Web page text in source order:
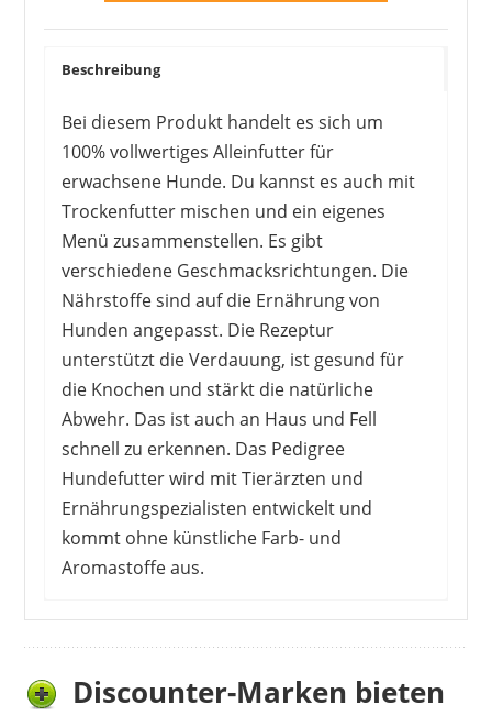
Beschreibung
Bei diesem Produkt handelt es sich um
100% vollwertiges Alleinfutter für
erwachsene Hunde. Du kannst es auch mit
Trockenfutter mischen und ein eigenes
Menü zusammenstellen. Es gibt
verschiedene Geschmacksrichtungen. Die
Nährstoffe sind auf die Ernährung von
Hunden angepasst. Die Rezeptur
unterstützt die Verdauung, ist gesund für
die Knochen und stärkt die natürliche
Abwehr. Das ist auch an Haus und Fell
schnell zu erkennen. Das Pedigree
Hundefutter wird mit Tierärzten und
Ernährungspezialisten entwickelt und
kommt ohne künstliche Farb- und
Aromastoffe aus.
Discounter-Marken bieten